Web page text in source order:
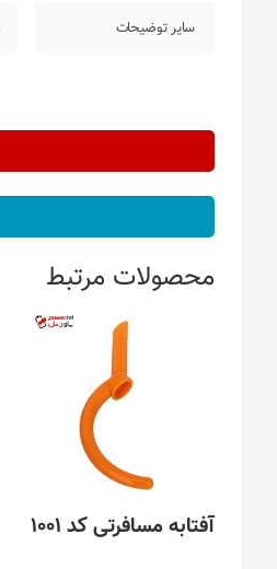
سایر توضیحات
محصولات مرتبط
آفتابه مسافرتی کد 1001